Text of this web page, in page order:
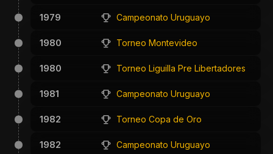
1979 Campeonato Uruguayo
1980 Torneo Montevideo
1980 Torneo Liguilla Pre Libertadores
1981 Campeonato Uruguayo
1982 Torneo Copa de Oro
1982 Campeonato Uruguayo